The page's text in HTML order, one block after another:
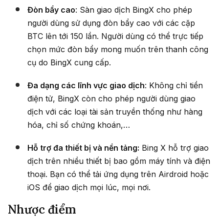
Đòn bẩy cao: Sàn giao dịch BingX cho phép
người dùng sử dụng đòn bẩy cao với các cặp
BTC lên tới 150 lần. Người dùng có thể trực tiếp
chọn mức đòn bẩy mong muốn trên thanh công
cụ do BingX cung cấp.
Đa dạng các lĩnh vực giao dịch: Không chỉ tiền
điện tử, BingX còn cho phép người dùng giao
dịch với các loại tài sản truyền thống như hàng
hóa, chỉ số chứng khoán,…
Hỗ trợ đa thiết bị và nền tảng: Bing X hỗ trợ giao
dịch trên nhiều thiết bị bao gồm máy tính và điện
thoại. Bạn có thể tải ứng dụng trên Airdroid hoặc
iOS để giao dịch mọi lúc, mọi nơi.
Nhược điểm